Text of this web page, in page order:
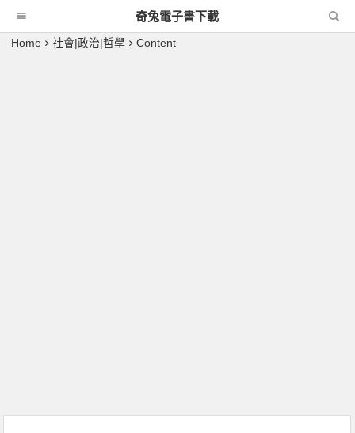
奇兔電子書下載
Home 社會|政治|哲學 Content